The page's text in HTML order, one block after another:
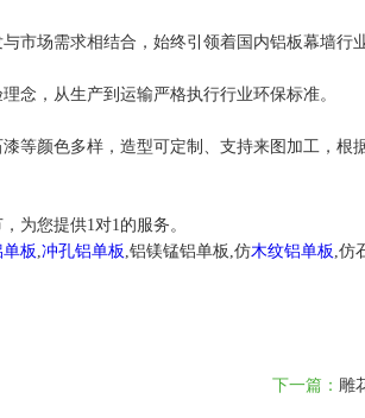
场需求相结合，始终引领着国内铝板幕墙行业
，从生产到运输严格执行行业环保标准。
颜色多样，造型可定制、支持来图加工，根
您提供1对1的服务。
板,冲孔铝单板 ,铝镁锰铝单板,仿木纹铝单板 ,仿
下一篇： 雕